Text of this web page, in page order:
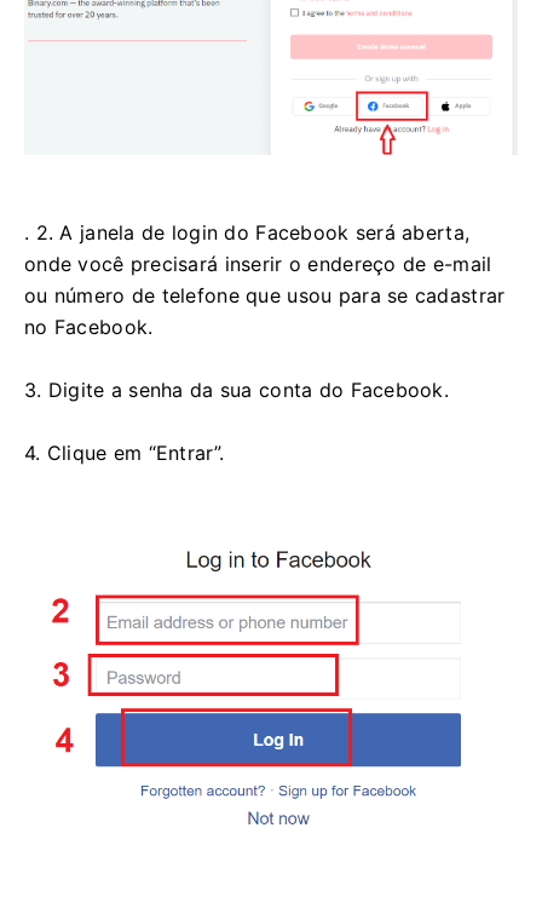
. 2. A janela de login do Facebook será aberta,
onde você precisará inserir o endereço de e-mail
ou número de telefone que usou para se cadastrar
no Facebook.
3. Digite a senha da sua conta do Facebook.
4. Clique em “Entrar”.